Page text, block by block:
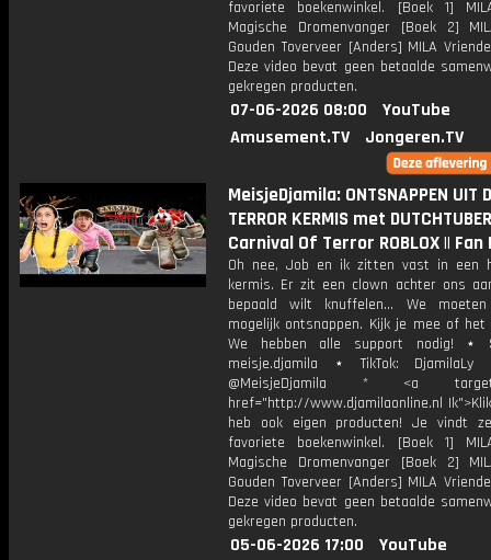
favoriete boekenwinkel. [Boek 1]
Magische Dromenvanger [Boek 2]
Gouden Toverveer [Anders] MILA
Deze video bevat geen betaalde
gekregen producten.
07-06-2026 08:00
YouTube
Amusement.TV
Jongeren.TV
MeisjeDjamila: ONTSNAPPEN UIT
TERROR KERMIS met
Carnival Of Terror ROBLOX || Fan
Oh nee, Job en ik zitten vast in een
kermis. Er zit een clown achter ons
bepaald wilt knuffelen... We
mogelijk ontsnappen. Kijk je mee of
We hebben alle support nodig! ⋆
meisje.djamila ⋆ TikTok:
@MeisjeDjamila * <a
href="http://www.djamilaonline.nl
heb ook eigen producten! Je vindt
favoriete boekenwinkel. [Boek 1]
Magische Dromenvanger [Boek 2]
Gouden Toverveer [Anders] MILA
Deze video bevat geen betaalde
gekregen producten.
05-06-2026 17:00
YouTube